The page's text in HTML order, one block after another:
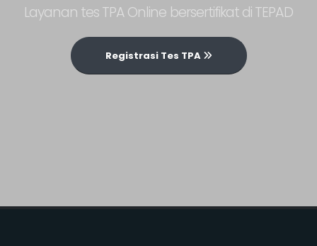
Layanan tes TPA Online bersertifikat di TEPAD
Registrasi Tes TPA